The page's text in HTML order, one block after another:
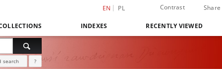
EN PL Contrast Share
INDEXES RECENTLY VIEWED
search ?